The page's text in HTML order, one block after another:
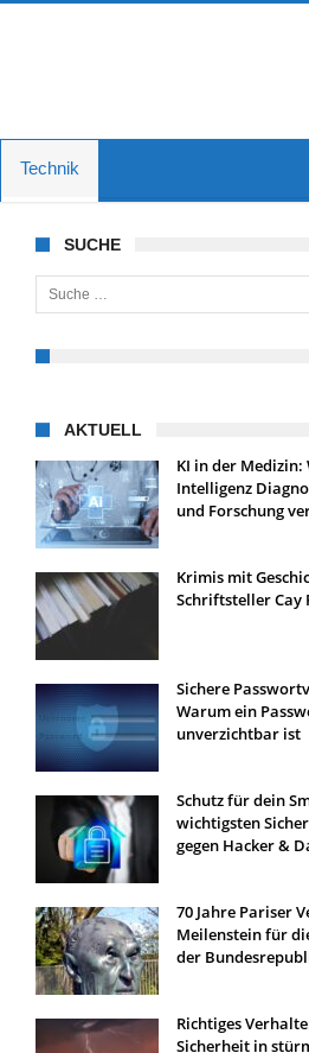
Technik
SUCHE
Suche nach:
AKTUELL
KI in der Medizin:
Intelligenz
und Forschung
Krimis mit
Schriftsteller Cay
Sichere
Warum ein
unverzichtbar ist
Schutz für dein
wichtigsten
gegen Hacker &
70 Jahre Pariser
Meilenstein für
der
Richtiges
Sicherheit in